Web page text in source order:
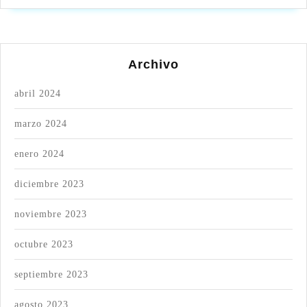
Archivo
abril 2024
marzo 2024
enero 2024
diciembre 2023
noviembre 2023
octubre 2023
septiembre 2023
agosto 2023